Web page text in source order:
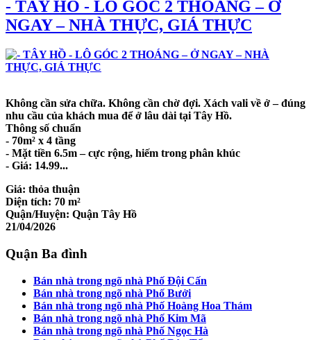
- TÂY HỒ - LÔ GÓC 2 THOÁNG – Ở
NGAY – NHÀ THỰC, GIÁ THỰC
Không cần sửa chữa. Không cần chờ đợi. Xách vali về ở – đúng
nhu cầu của khách mua để ở lâu dài tại Tây Hồ.
Thông số chuẩn
- 70m² x 4 tầng
- Mặt tiền 6.5m – cực rộng, hiếm trong phân khúc
- Giá: 14.99...
Giá: thỏa thuận
Diện tích: 70 m²
Quận/Huyện: Quận Tây Hồ
21/04/2026
Quận Ba đình
Bán nhà trong ngõ nhà Phố Đội Cấn
Bán nhà trong ngõ nhà Phố Bưởi
Bán nhà trong ngõ nhà Phố Hoàng Hoa Thám
Bán nhà trong ngõ nhà Phố Kim Mã
Bán nhà trong ngõ nhà Phố Ngọc Hà